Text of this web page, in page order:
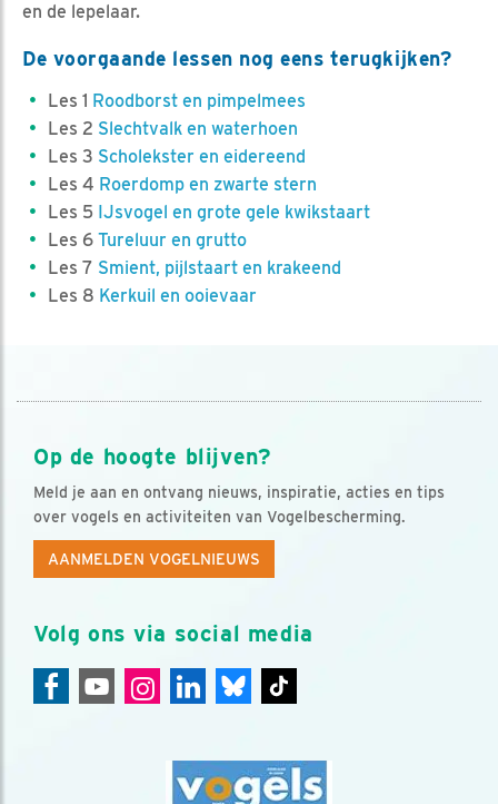
en de lepelaar.
De voorgaande lessen nog eens terugkijken?
Les 1 Roodborst en pimpelmees
Les 2 Slechtvalk en waterhoen
Les 3 Scholekster en eidereend
Les 4 Roerdomp en zwarte stern
Les 5 IJsvogel en grote gele kwikstaart
Les 6Tureluur en grutto
Les 7 Smient, pijlstaart en krakeend
Les 8 Kerkuil en ooievaar
Op de hoogte blijven?
Meld je aan en ontvang nieuws, inspiratie, acties en tips
over vogels en activiteiten van Vogelbescherming.
AANMELDEN VOGELNIEUWS
Volg ons via social media